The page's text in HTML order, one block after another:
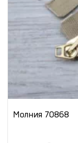
Молния 70868